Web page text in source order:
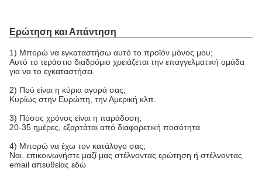
Ερώτηση και Απάντηση
1) Μπορώ να εγκαταστήσω αυτό το προϊόν μόνος μου;
Αυτό το τεράστιο διαδρόμιο χρειάζεται την επαγγελματική ομάδα
για να το εγκαταστήσει.
2) Πού είναι η κύρια αγορά σας;
Κυρίως στην Ευρώπη, την Αμερική κλπ.
3) Πόσος χρόνος είναι η παράδοση;
20-35 ημέρες, εξαρτάται από διαφορετική ποσότητα
4) Μπορώ να έχω τον κατάλογο σας;
Ναι, επικοινωνήστε μαζί μας στέλνοντας ερώτηση ή στέλνοντας
email απευθείας εδώ